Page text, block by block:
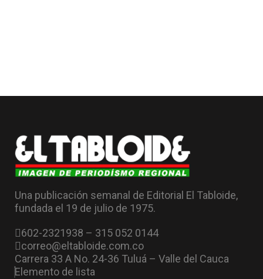
Una publicación semanal de Editorial El Tabloide,
fundada el 19 de julio de 1975.
602-2321938 – 315 052 0144
correo@eltabloide.com.co
Carrera 33 A No. 24-36 Tuluá – Valle del Cauca
Elemento de lista